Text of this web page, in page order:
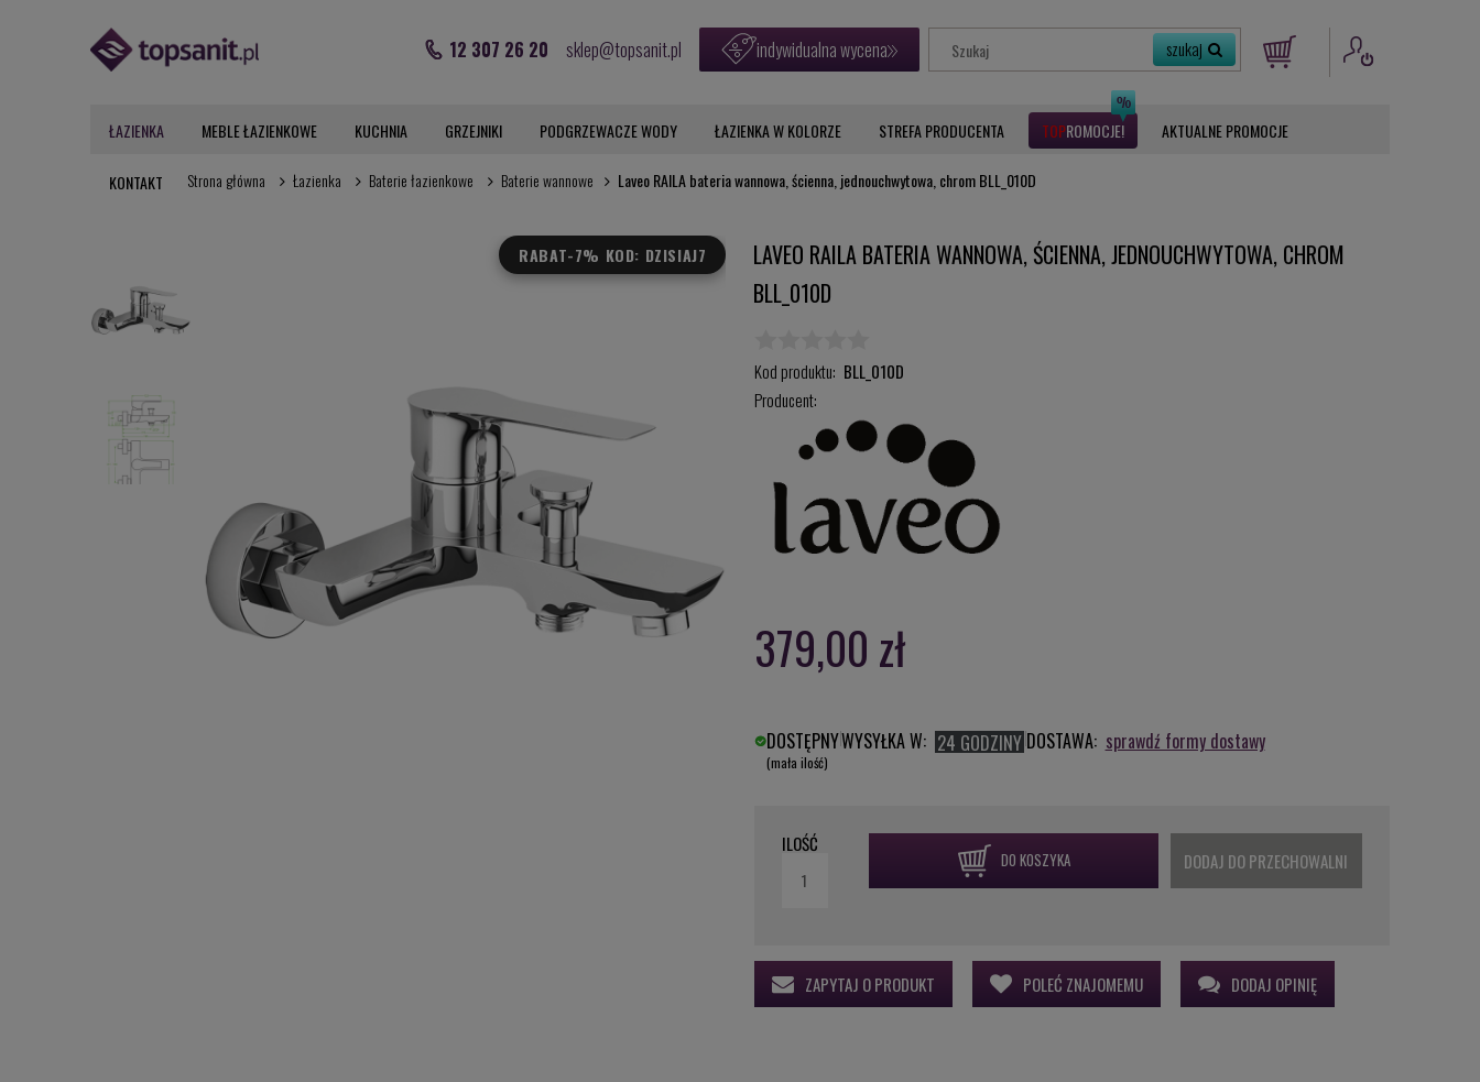
12 307 26 20 sklep@topsanit.pl indywidualna wycena
ŁAZIENKA MEBLE ŁAZIENKOWE KUCHNIA GRZEJNIKI PODGRZEWACZE WODY ŁAZIENKA W KOLORZE STREFA PRODUCENTA ROMOCJE AKTUALNE PROMOCJE
KONTAKT Strona główna Łazienka Baterie łazienkowe Baterie wannowe Laveo RAILA bateria wannowa, ścienna, jednouchwytowa, chrom BLL_010D
LAVEO RAILA BATERIA WANNOWA, ŚCIENNA, JEDNOUCHWYTOWA, CHROM
BLL_010D
RABAT-7% KOD: DZISIAJ7
Kod produktu: BLL_010D
Producent:
379,00 zł
DOSTĘPNY
(mała ilość)
WYSYŁKA W: 24 GODZINYDOSTAWA: sprawdź formy dostawy
ILOŚĆ
DO KOSZYKA DODAJ DO PRZECHOWALNI
ZAPYTAJ O PRODUKT POLEĆ ZNAJOMEMU DODAJ OPINIĘ